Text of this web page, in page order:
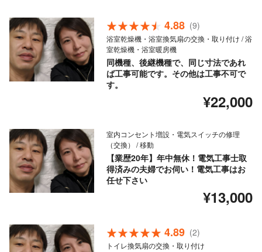
4.88 (9)
浴室乾燥機・浴室換気扇の交換・取り付け / 浴
室乾燥機・浴室暖房機
同機種、後継機種で、同じ寸法であれ
ば工事可能です。その他は工事不可で
す。
¥22,000
室内コンセント増設・電気スイッチの修理
（交換） / 移動
【業歴20年】年中無休！電気工事士取
得済みの夫婦でお伺い！電気工事はお
任せ下さい
¥13,000
4.89 (2)
トイレ換気扇の交換・取り付け